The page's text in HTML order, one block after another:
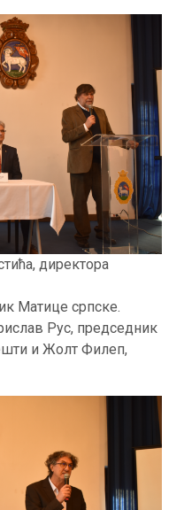
директора
Матице српске.
Рус, председник
и Жолт Филеп,